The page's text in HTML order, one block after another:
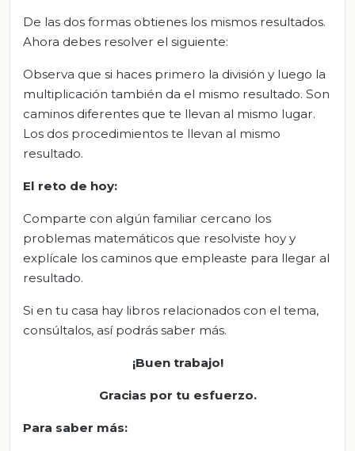
De las dos formas obtienes los mismos resultados.
Ahora debes resolver el siguiente:
Observa que si haces primero la división y luego la
multiplicación también da el mismo resultado. Son
caminos diferentes que te llevan al mismo lugar.
Los dos procedimientos te llevan al mismo
resultado.
El reto de hoy:
Comparte con algún familiar cercano los
problemas matemáticos que resolviste hoy y
explícale los caminos que empleaste para llegar al
resultado.
Si en tu casa hay libros relacionados con el tema,
consúltalos, así podrás saber más.
¡Buen trabajo!
Gracias por tu esfuerzo.
Para saber más: